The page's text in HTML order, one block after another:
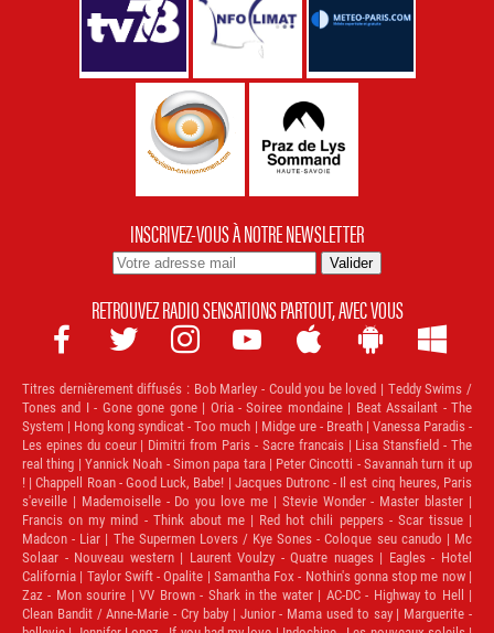
INSCRIVEZ-VOUS À NOTRE NEWSLETTER
RETROUVEZ RADIO SENSATIONS PARTOUT, AVEC VOUS
      
Titres dernièrement diffusés :Bob Marley - Could you be loved | Teddy Swims /
Tones and I - Gone gone gone | Oria - Soiree mondaine | Beat Assailant - The
System | Hong kong syndicat - Too much | Midge ure - Breath | Vanessa Paradis -
Les epines du coeur | Dimitri from Paris - Sacre francais | Lisa Stansfield - The
real thing | Yannick Noah - Simon papa tara | Peter Cincotti - Savannah turn it up
! | Chappell Roan - Good Luck, Babe! | Jacques Dutronc - Il est cinq heures, Paris
s'eveille | Mademoiselle - Do you love me | Stevie Wonder - Master blaster |
Francis on my mind - Think about me | Red hot chili peppers - Scar tissue |
Madcon - Liar | The Supermen Lovers / Kye Sones - Coloque seu canudo | Mc
Solaar - Nouveau western | Laurent Voulzy - Quatre nuages | Eagles - Hotel
California | Taylor Swift - Opalite | Samantha Fox - Nothin's gonna stop me now |
Zaz - Mon sourire | VV Brown - Shark in the water | AC-DC - Highway to Hell |
Clean Bandit / Anne-Marie - Cry baby | Junior - Mama used to say | Marguerite -